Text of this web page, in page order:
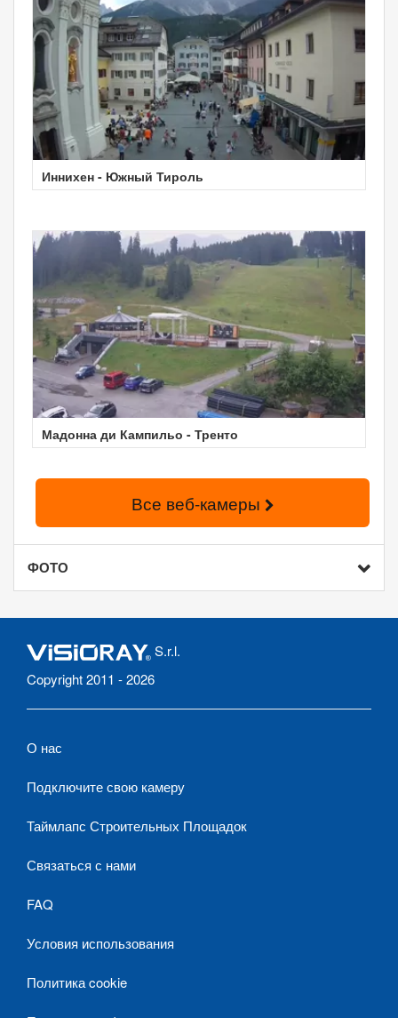
Иннихен - Южный Тироль
Мадонна ди Кампильо - Тренто
Все веб-камеры
ФОТО
S.r.l.
Copyright 2011 - 2026
О нас
Подключите свою камеру
Таймлапс Строительных Площадок
Связаться с нами
FAQ
Условия использования
Политика cookie